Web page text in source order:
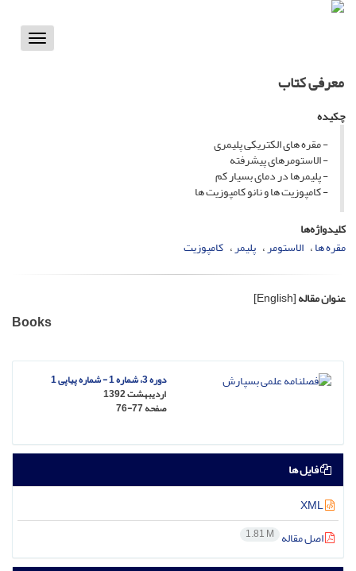
Toggle
معرفی کتاب
چکیده
- مقره های الکتریکی پلیمری
- الاستومرهای پیشرفته
- پلیمرها در دمای بسیار کم
- کامپوزیت ها و نانو کامپوزیت ها
کلیدواژه‌ها
مقره ها الاستومر پلیمر کامپوزیت
عنوان مقاله[English]
Books
دوره 3، شماره 1 - شماره پیاپی 1
اردیبهشت 1392
صفحه76-77
فایل ها
اصل مقاله 1.81 M